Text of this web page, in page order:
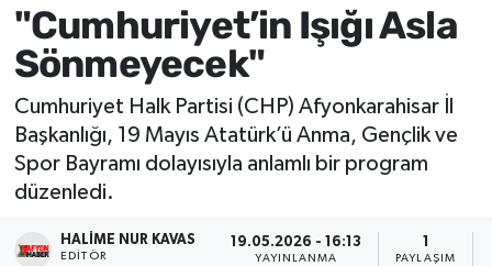
"Cumhuriyet’in Işığı Asla
Sönmeyecek"
Cumhuriyet Halk Partisi (CHP) Afyonkarahisar İl
Başkanlığı, 19 Mayıs Atatürk’ü Anma, Gençlik ve
Spor Bayramı dolayısıyla anlamlı bir program
düzenledi.
HALIME NUR KAVAS
EDITÖR
19.05.2026 - 16:13
YAYINLANMA PAYLAŞIM
Sağlık
Eğitim
Sivil Toplum
Ekonomi
Magazin